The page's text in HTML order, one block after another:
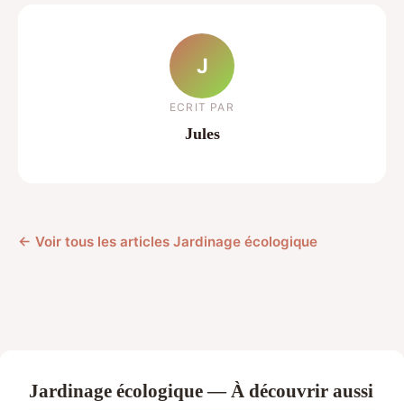
J
ECRIT PAR
Jules
← Voir tous les articles Jardinage écologique
Jardinage écologique — À découvrir aussi